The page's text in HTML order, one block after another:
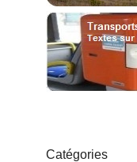
Catégories